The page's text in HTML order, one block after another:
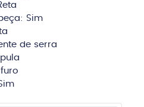
Sim
de serra